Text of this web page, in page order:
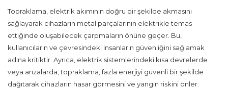
Topraklama, elektrik akımının doğru bir şekilde akmasını
sağlayarak cihazların metal parçalarının elektrikle temas
ettiğinde oluşabilecek çarpmaların önüne geçer. Bu,
kullanıcıların ve çevresindeki insanların güvenliğini sağlamak
adına kritiktir. Ayrıca, elektrik sistemlerindeki kısa devrelerde
veya arızalarda, topraklama, fazla enerjiyi güvenli bir şekilde
dağıtarak cihazların hasar görmesini ve yangın riskini önler.